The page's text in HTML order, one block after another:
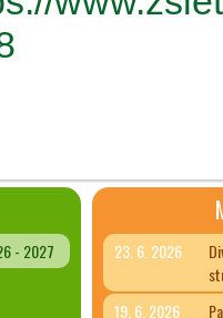
- 2027 23. 6. 2026
19. 6. 2026